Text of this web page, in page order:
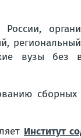
вузы без
сборных
Институт